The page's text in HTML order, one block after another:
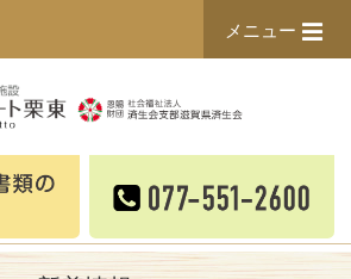
メニュー